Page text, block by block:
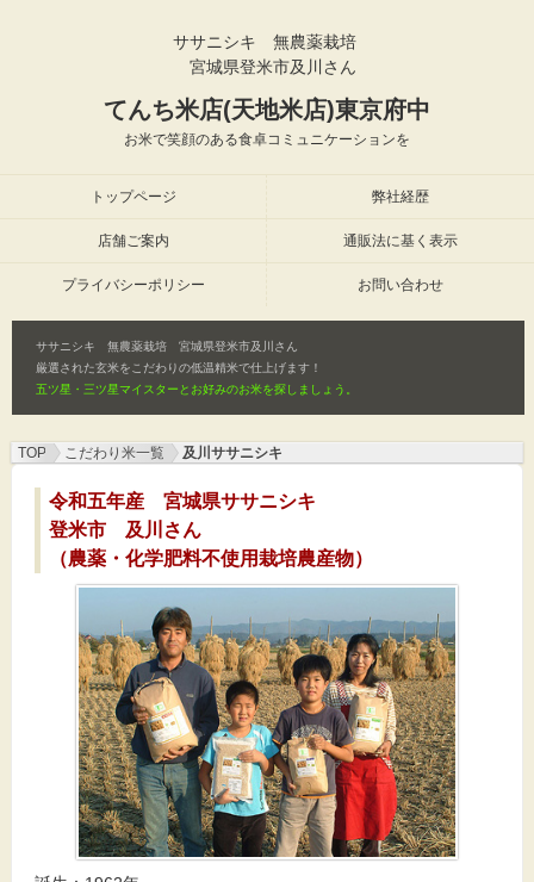
ササニシキ 無農薬栽培
宮城県登米市及川さん
てんち米店(天地米店)東京府中
お米で笑顔のある食卓コミュニケーションを
トップページ 弊社経歴
店舗ご案内 通販法に基く表示
プライバシーポリシー お問い合わせ
ササニシキ 無農薬栽培 宮城県登米市及川さん
厳選された玄米をこだわりの低温精米で仕上げます！
五ツ星・三ツ星マイスターとお好みのお米を探しましょう。
TOP こだわり米一覧 及川ササニシキ
令和五年産 宮城県ササニシキ
登米市 及川さん
（農薬・化学肥料不使用栽培農産物）